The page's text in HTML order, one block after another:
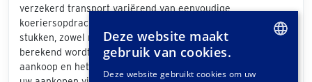
verzekerd transport variërend van eenvoudige
koeriersopdrachten tot het vervoeren van exclusieve
stukken, zowel nationaal als internationaal. De prijs die
berekend wordt is afhankelijk van de grootte van uw
aankoop en het bezorgadres. Als u bij de afhandeling van
Deze website maakt
gebruik van cookies.
Deze website gebruikt cookies om uw